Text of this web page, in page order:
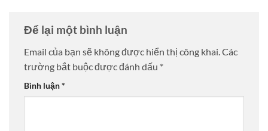
Để lại một bình luận
Email của bạn sẽ không được hiển thị công khai.Các
trường bắt buộc được đánh dấu *
Bình luận*